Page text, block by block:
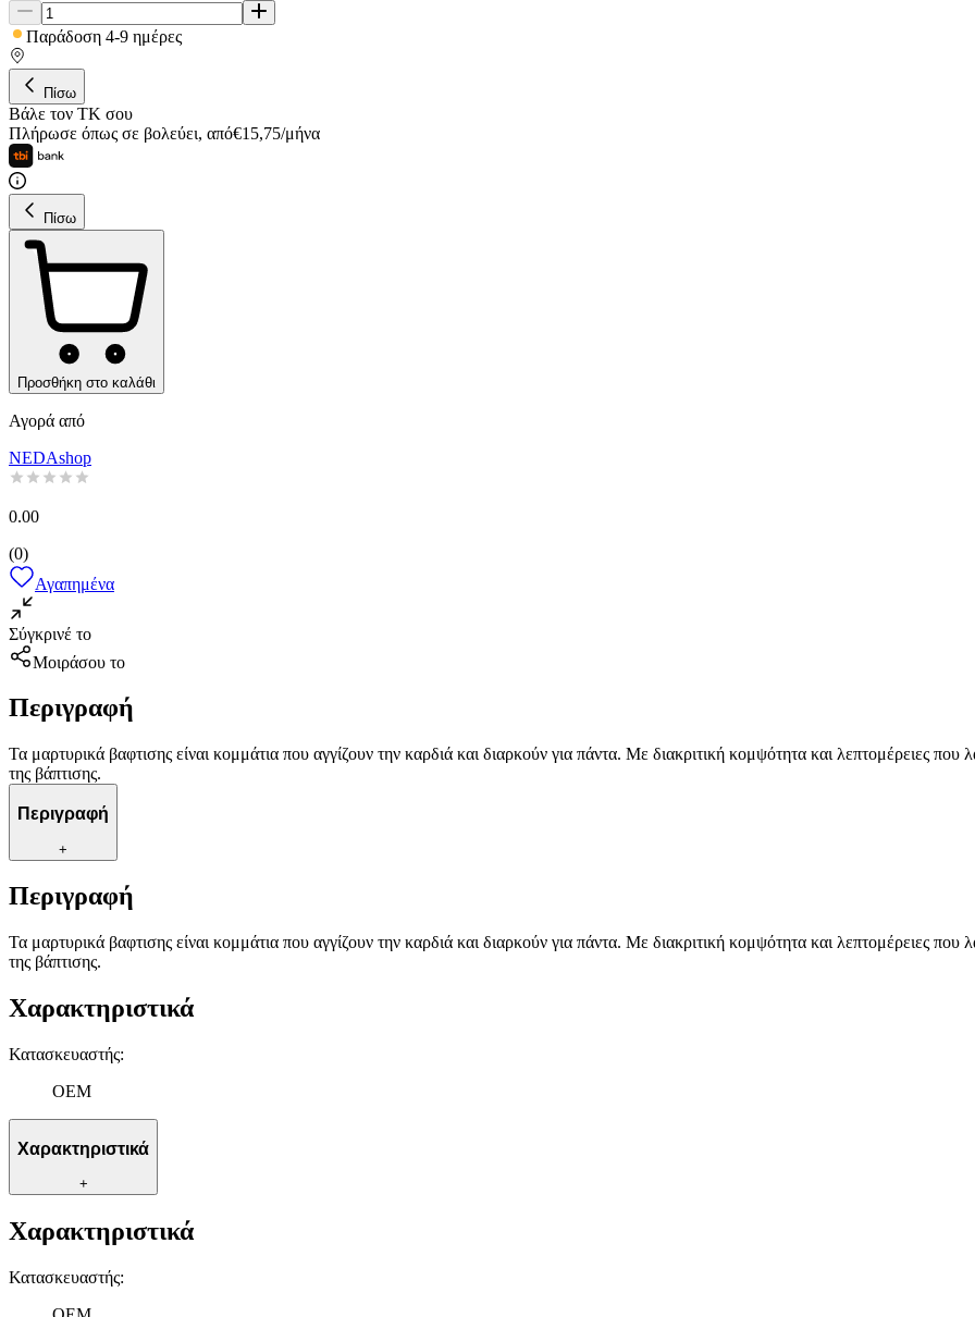
Παράδοση 4-9 ημέρες
Πίσω
Βάλε τον ΤΚ σου
Πλήρωσε όπως σε βολεύει, από€15,75/μήνα
Πίσω
Προσθήκη στο καλάθι
Αγορά από
NEDAshop
0.00
(0)
Αγαπημένα
Σύγκρινέ το
Μοιράσου το
Περιγραφή
Τα μαρτυρικά βαφτισης είναι κομμάτια που αγγίζουν την καρδιά και διαρκούν για πάντα. Με διακριτική κομψότητα και λεπτομέρειες που
της βάπτισης.
Περιγραφή
+
Περιγραφή
Τα μαρτυρικά βαφτισης είναι κομμάτια που αγγίζουν την καρδιά και διαρκούν για πάντα. Με διακριτική κομψότητα και λεπτομέρειες που
της βάπτισης.
Χαρακτηριστικά
Κατασκευαστής:
OEM
Χαρακτηριστικά
+
Χαρακτηριστικά
Κατασκευαστής: